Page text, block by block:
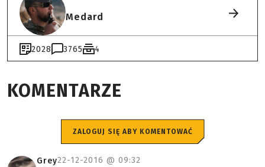
Medard
2028 3765 4
KOMENTARZE
ZALOGUJ SIĘ ABY KOMENTOWAĆ
Grey22-12-2016 @ 09:32